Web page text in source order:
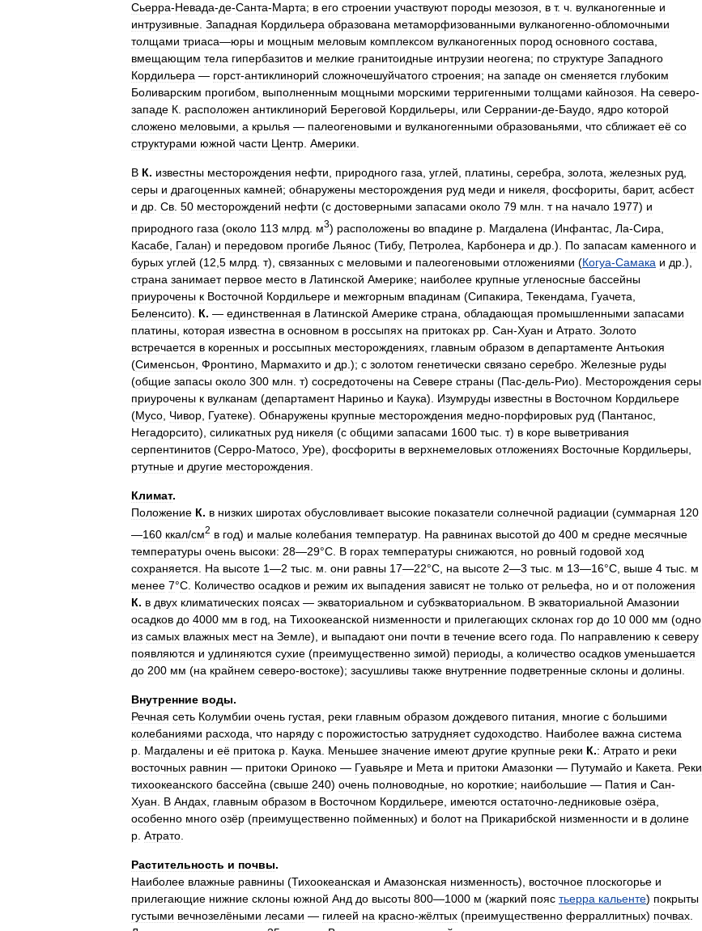
Сьерра-Невада-де-Санта-Марта; в его строении участвуют породы мезозоя, в т. ч. вулканогенные и
интрузивные. Западная Кордильера образована метаморфизованными вулканогенно-обломочными
толщами триаса—юры и мощным меловым комплексом вулканогенных пород основного состава,
вмещающим тела гипербазитов и мелкие гранитоидные интрузии неогена; по структуре Западного
Кордильера — горст-антиклинорий сложночешуйчатого строения; на западе он сменяется глубоким
Боливарским прогибом, выполненным мощными морскими терригенными толщами кайнозоя. На северо-
западе К. расположен антиклинорий Береговой Кордильеры, или Серрании-де-Баудо, ядро которой
сложено меловыми, а крылья — палеогеновыми и вулканогенными образованьями, что сближает её со
структурами южной части Центр. Америки.
В К. известны месторождения нефти, природного газа, углей, платины, серебра, золота, железных руд,
серы и драгоценных камней; обнаружены месторождения руд меди и никеля, фосфориты, барит, асбест
и др. Св. 50 месторождений нефти (с достоверными запасами около 79 млн. т на начало 1977) и
природного газа (около 113 млрд м3) расположены во впадине р Магдалена (Инфантас Ла-Сира
Касабе Галан) и передовом прогибе Льянос (Тибу, Петролеа Карбонера и др .). По запасам каменного и
бурых углей (12 5 млрд т), связанных с меловыми и палеогеновыми отложениями (Когуа-Самака и др .),
страна занимает первое место в Латинской Америке; наиболее крупные угленосные бассейны
приурочены к Восточной Кордильере и межгорным впадинам (Сипакира Текендама Гуачета
Беленсито). К. — единственная в Латинской Америке страна обладающая промышленными запасами
платины которая известна в основном в россыпях на притоках pp Сан-Хуан и Атрато Золото
встречается в коренных и россыпных месторождениях главным образом в департаменте Антьокия
(Сименсьон Фронтино Мармахито и др .); с золотом генетически связано серебро Железные руды
(общие запасы около 300 млн т) сосредоточены на Севере страны (Пас-дель-Рио). Месторождения серы
приурочены к вулканам (департамент Нариньо и Каука). Изумруды известны в Восточном Кордильере
(Мусо Чивор Гуатеке). Обнаружены крупные месторождения медно-порфировых руд (Пантанос
Негадорсито), силикатных руд никеля (с общими запасами 1600 тыс т) в коре выветривания
серпентинитов (Серро-Матосо Уре), фосфориты в верхнемеловых отложениях Восточные Кордильеры
ртутные и другие месторождения
Климат.
Положение К. в низких широтах обусловливает высокие показатели солнечной радиации (суммарная 120
—160 ккал/см2 в год) и малые колебания температур На равнинах высотой до 400 м средне месячные
температуры очень высоки: 28—29°С В горах температуры снижаются но ровный годовой ход
сохраняется
На высоте 1—2 тыс м они равны 17—22°С на высоте 2—3 тыс м 13—16°С выше 4 тыс м
менее 7°С Количество осадков и режим их выпадения зависят не только от рельефа но и от положения
К. в двух климатических поясах — экваториальном и субэкваториальном В экваториальной Амазонии
осадков до 4000 мм в год на Тихоокеанской низменности и прилегающих склонах гор до 10 000 мм (одно
из самых влажных мест на Земле), и выпадают они почти в течение всего года По направлению к северу
появляются и удлиняются сухие (преимущественно зимой) периоды а количество осадков уменьшается
до 200 мм (на крайнем северо-востоке); засушливы также внутренние подветренные склоны и долины
Внутренние воды.
Речная сеть Колумбии очень густая реки главным образом дождевого питания многие с большими
колебаниями расхода что наряду с порожистостью затрудняет судоходство Наиболее важна система
р Магдалены и её притока р Каука Меньшее значение имеют другие крупные реки К.: Атрато и реки
восточных равнин — притоки Ориноко — Гуавьяре и Мета и притоки Амазонки — Путумайо и Какета
Реки
тихоокеанского бассейна (свыше 240) очень полноводные но короткие; наибольшие — Патия и Сан-
Хуан
В Андах главным образом в Восточном Кордильере имеются остаточно-ледниковые озёра
особенно много озёр (преимущественно пойменных) и болот на Прикарибской низменности и в долине
р Атрато
Растительность и почвы.
Наиболее влажные равнины (Тихоокеанская и Амазонская низменность), восточное плоскогорье и
прилегающие нижние склоны южной Анд до высоты 800—1000 м (жаркий пояс тьерра кальенте) покрыты
густыми вечнозелёными лесами — гилеей на красно-жёлтых (преимущественно ферраллитных) почвах